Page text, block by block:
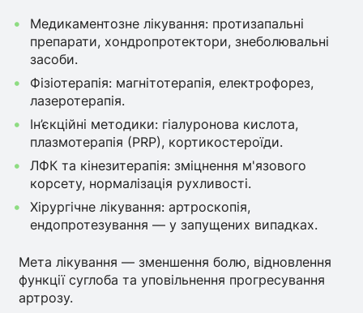
Медикаментозне лікування: протизапальні
препарати, хондропротектори, знеболювальні
засоби.
Фізіотерапія: магнітотерапія, електрофорез,
лазеротерапія.
Ін’єкційні методики: гіалуронова кислота,
плазмотерапія (PRP), кортикостероїди.
ЛФК та кінезитерапія: зміцнення м'язового
корсету, нормалізація рухливості.
Хірургічне лікування: артроскопія,
ендопротезування — у запущених випадках.
Мета лікування — зменшення болю, відновлення
функції суглоба та уповільнення прогресування
артрозу.